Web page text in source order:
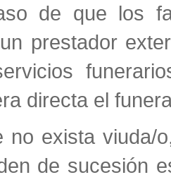
de que los
prestador
directa el
no exista viuda/
de sucesión